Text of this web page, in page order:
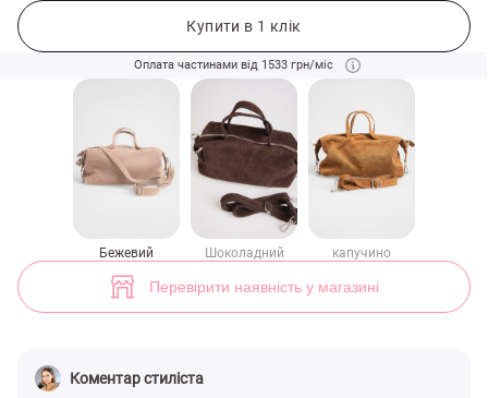
Купити в 1 клік
Оплата частинами від 1533 грн/міс
Бежевий Шоколадний капучино
Перевірити наявність у магазині
Коментар стиліста
Бежева сумка із натуральної замші з двома ручками (арт. 49513) ♡